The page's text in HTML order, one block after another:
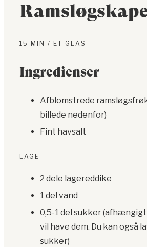
15 MIN / ET GLAS
Ingredienser
Afblomstrede
billede nedenfor)
Fint havsalt
LAGE
2 dele lagereddike
1 del vand
0,5-1 del sukker (afhængigt
vil have dem. Du kan også
sukker)